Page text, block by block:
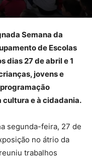
Semana da
de Escolas
dias 27 de abril e 1
jovens e
e à cidadania.
segunda-feira, 27 de
no átrio da
trabalhos